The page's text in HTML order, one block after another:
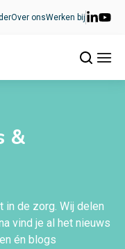
Over onsWerken bij
&
in de zorg. Wij delen
vind je al het nieuws
én blogs